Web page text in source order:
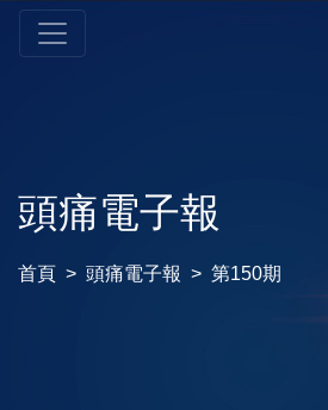
頭痛電子報
首頁 頭痛電子報 第150期